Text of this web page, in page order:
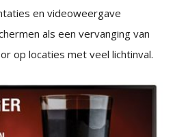
en videoweergave
als een vervanging van
op locaties met veel lichtinval.